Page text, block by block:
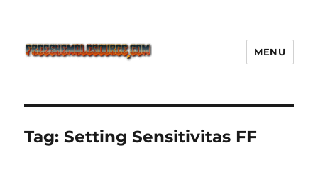
Defense Main Game Ini Pasti
Ketagihan!
MENU
Tag:Setting Sensitivitas FF